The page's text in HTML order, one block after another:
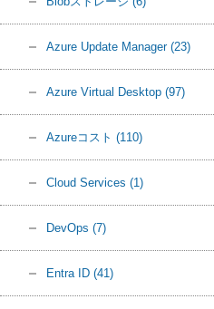
Azure Update Manager (23)
Azure Virtual Desktop (97)
Azureコスト (110)
Cloud Services (1)
DevOps (7)
Entra ID (41)